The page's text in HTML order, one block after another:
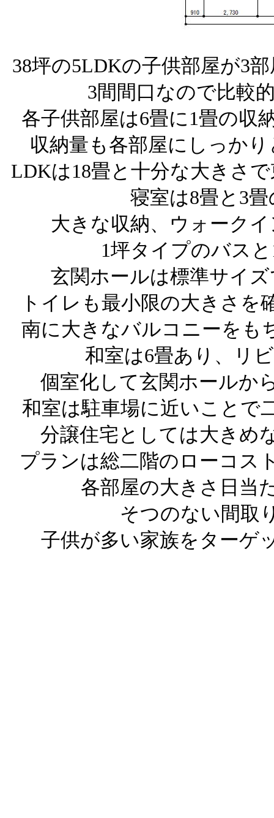
38坪の5LDKの子供部屋が3
3間間口なので比較
各子供部屋は6畳に1畳の収
収納量も各部屋にしっか
LDKは18畳と十分な大きさ
寝室は8畳と3
大きな収納、ウォーク
1坪タイプのバス
玄関ホールは標準サイ
トイレも最小限の大きさを
南に大きなバルコニーをも
和室は6畳あり、リ
個室化して玄関ホールか
和室は駐車場に近いことで
分譲住宅としては大きめ
プランは総二階のローコス
各部屋の大きさ日当
そつのない間取
子供が多い家族をターゲ